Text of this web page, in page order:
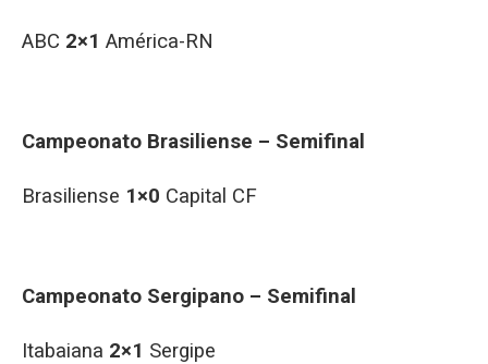
ABC 2×1 América-RN
Campeonato Brasiliense – Semifinal
Brasiliense 1×0 Capital CF
Campeonato Sergipano – Semifinal
Itabaiana 2×1 Sergipe